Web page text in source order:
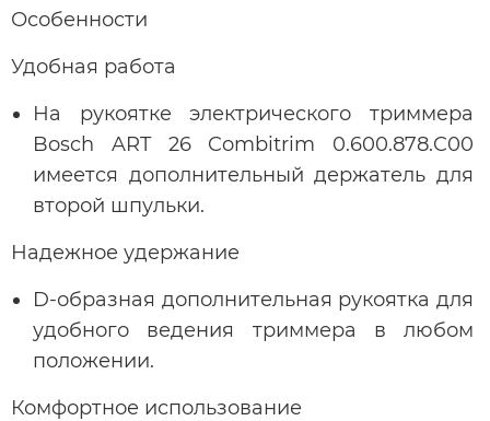
Особенности
Удобная работа
На рукоятке электрического триммера
Bosch ART 26 Combitrim 0.600.878.C00
имеется дополнительный держатель для
второй шпульки.
Надежное удержание
D-образная дополнительная рукоятка для
удобного ведения триммера в любом
положении.
Комфортное использование